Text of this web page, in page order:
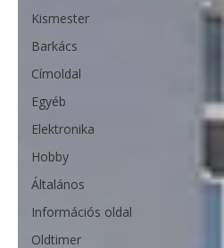
Kismester
Barkács
Címoldal
Egyéb
Elektronika
Hobby
Általános
Információs oldal
Oldtimer